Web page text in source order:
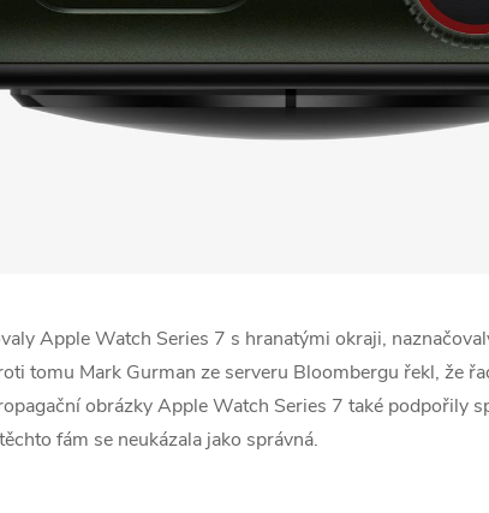
‌Apple Watch Series 7‌ s hranatými okraji,
tomu Mark Gurman ze serveru Bloombergu řekl, že
obrázky ‌Apple Watch Series 7‌ také podpořily
fám se neukázala jako správná.